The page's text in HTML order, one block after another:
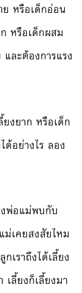
ย หรือเด็กอ่อน
หรือเด็กผสม
ละต้องการแรง
งยาก หรือเด็ก
ด้อย่างไร ลอง
งพ่อแม่พบกับ
เคยสงสัยไหม
เราถึงได้เลี้ยง
ลี้ยงก็เลี้ยงมา